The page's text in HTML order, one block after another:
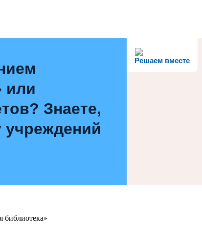
Решаем вместе
или
Знаете,
учреждений
библиотека»